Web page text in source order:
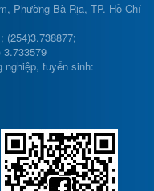
Phường Bà Rịa, TP. Hồ Chí
(254)3.738877;
3.733579
nghiệp, tuyển sinh: